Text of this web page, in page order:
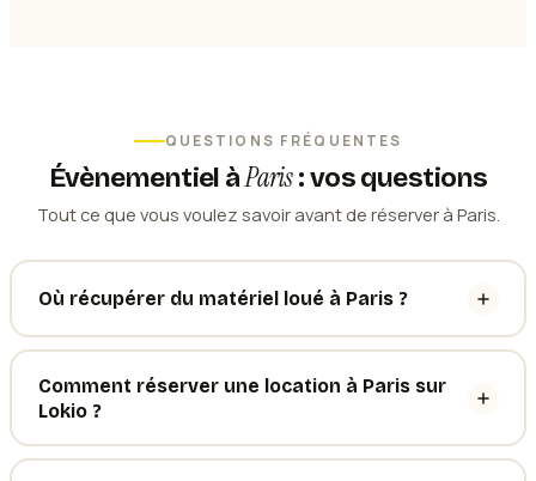
QUESTIONS FRÉQUENTES
Évènementiel àParis: vos questions
Tout ce que vous voulez savoir avant de réserver à Paris.
Où récupérer du matériel loué à Paris ?
Comment réserver une location à Paris sur
Lokio ?